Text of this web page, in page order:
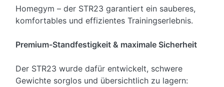
Homegym – der STR23 garantiert ein sauberes,
komfortables und effizientes Trainingserlebnis.
Premium-Standfestigkeit & maximale Sicherheit
Der STR23 wurde dafür entwickelt, schwere
Gewichte sorglos und übersichtlich zu lagern: